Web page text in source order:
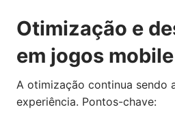
Otimização e
em jogos mobile
A otimização continua sendo
experiência. Pontos-chave: